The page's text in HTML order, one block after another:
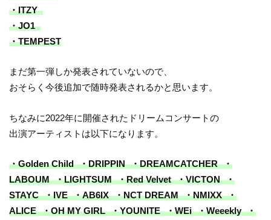
・ITZY
・JO1
・TEMPEST
まだ第一弾しか発表されていないので、
おそらく今後追加で随時発表されるかと思います。
ちなみに2022年に開催されたドリームコンサートの
出演アーティストは以下になります。
・Golden Child ・DRIPPIN ・DREAMCATCHER ・
LABOUM ・LIGHTSUM ・Red Velvet ・VICTON ・
STAYC ・IVE ・AB6IX ・NCT DREAM ・NMIXX ・
ALICE ・OH MY GIRL ・YOUNITE ・WEi ・Weeekly ・